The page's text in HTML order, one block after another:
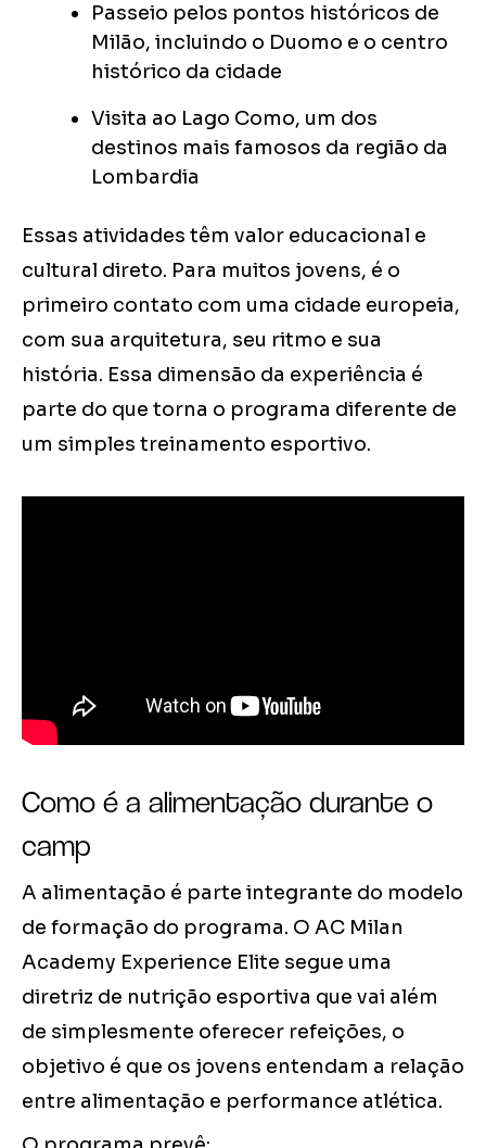
Passeio pelos pontos históricos de
Milão, incluindo o Duomo e o centro
histórico da cidade
Visita ao Lago Como, um dos
destinos mais famosos da região da
Lombardia
Essas atividades têm valor educacional e
cultural direto. Para muitos jovens, é o
primeiro contato com uma cidade europeia,
com sua arquitetura, seu ritmo e sua
história. Essa dimensão da experiência é
parte do que torna o programa diferente de
um simples treinamento esportivo.
Como é a alimentação durante o
camp
A alimentação é parte integrante do modelo
de formação do programa. O AC Milan
Academy Experience Elite segue uma
diretriz de nutrição esportiva que vai além
de simplesmente oferecer refeições, o
objetivo é que os jovens entendam a relação
entre alimentação e performance atlética.